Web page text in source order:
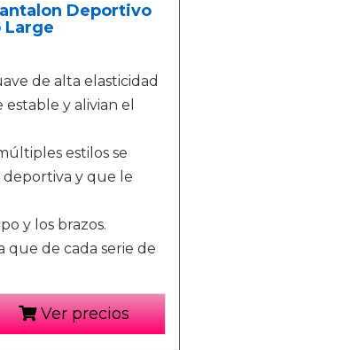
Deportivo
Large
de alta elasticidad
y alivian el
estilos se
y que le
y los brazos.
que de cada serie de
Ver precios